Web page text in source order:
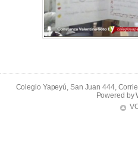
Colegio Yapeyú, San Juan 444,
Powered by